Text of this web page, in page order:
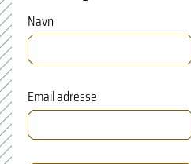
Navn
Email adresse